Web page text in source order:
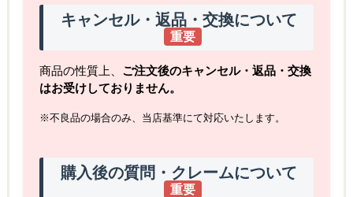
キャンセル・返品・交換について
重要
商品の性質上、 ご注文後のキャンセル・返品・交換
はお受けしておりません。
※不良品の場合のみ、当店基準にて対応いたします。
購入後の質問・クレームについて
重要